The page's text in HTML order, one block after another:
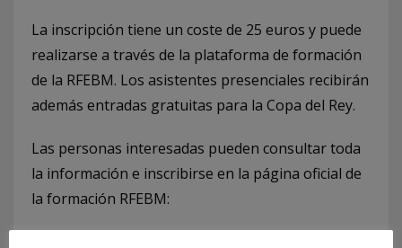
La inscripción tiene un coste de 25 euros y puede
realizarse a través de la plataforma de formación
de la RFEBM. Los asistentes presenciales recibirán
además entradas gratuitas para la Copa del Rey.
Las personas interesadas pueden consultar toda
la información e inscribirse en la página oficial de
la formación RFEBM: